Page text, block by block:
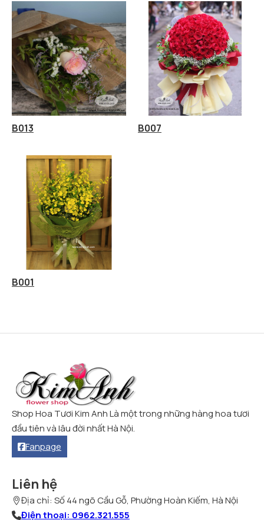
B013 B007
B001
Shop Hoa Tươi Kim Anh Là một trong những hàng hoa tươi
đầu tiên và lâu đời nhất Hà Nội.
Fanpage
Liên hệ
Địa chỉ: Số 44 ngõ Cầu Gỗ, Phường Hoàn Kiếm, Hà Nội
Điện thoại: 0962.321.555